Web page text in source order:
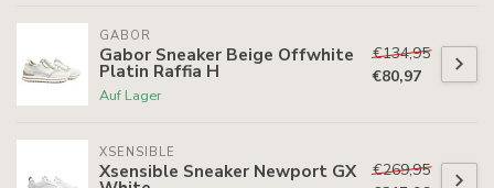
GABOR
Gabor Sneaker Beige Offwhite
Platin Raffia H
Auf Lager
€134,95
€80,97
XSENSIBLE
Xsensible Sneaker Newport GX
€269,95